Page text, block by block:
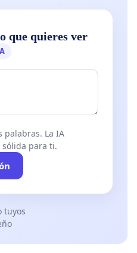
que quieres ver
palabras. La IA
para ti.
tuyos